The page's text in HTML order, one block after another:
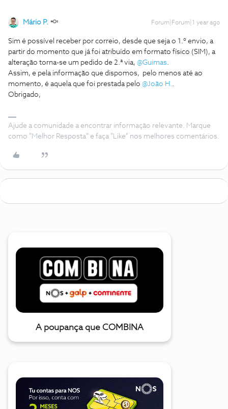
Mário P. Forum|Forum|1 year ago
Sim é possível receber por correio, desde que seja o 1.º envio, a
partir do momento que já foi atribuído em formato físico (SIM), a
alteração torna-se um pedido de 2.ª via, ​ @Guimas
Assim, e pela informação que dispomos, pelo menos até ao
momento, é aquela que foi prestada pelo ​ @João H.
Obrigado,
Ajude a comunidade a encontrar informação relevante. Marque
como "Melhor Resposta" e faça "Like" nos melhores comentários.
A poupança que COMBINA